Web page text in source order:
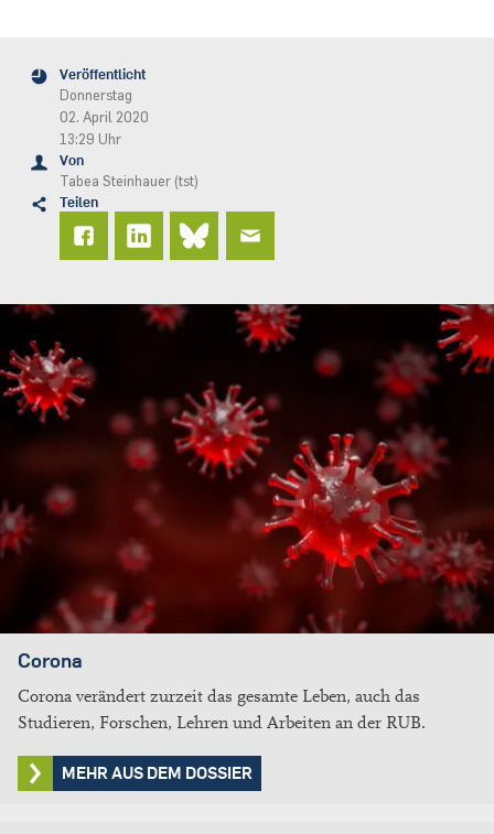
Veröffentlicht
Donnerstag
02. April 2020
13:29 Uhr
Von
Tabea Steinhauer (tst)
Teilen
Corona
Corona verändert zurzeit das gesamte Leben, auch das
Studieren, Forschen, Lehren und Arbeiten an der RUB.
MEHR AUS DEM DOSSIER